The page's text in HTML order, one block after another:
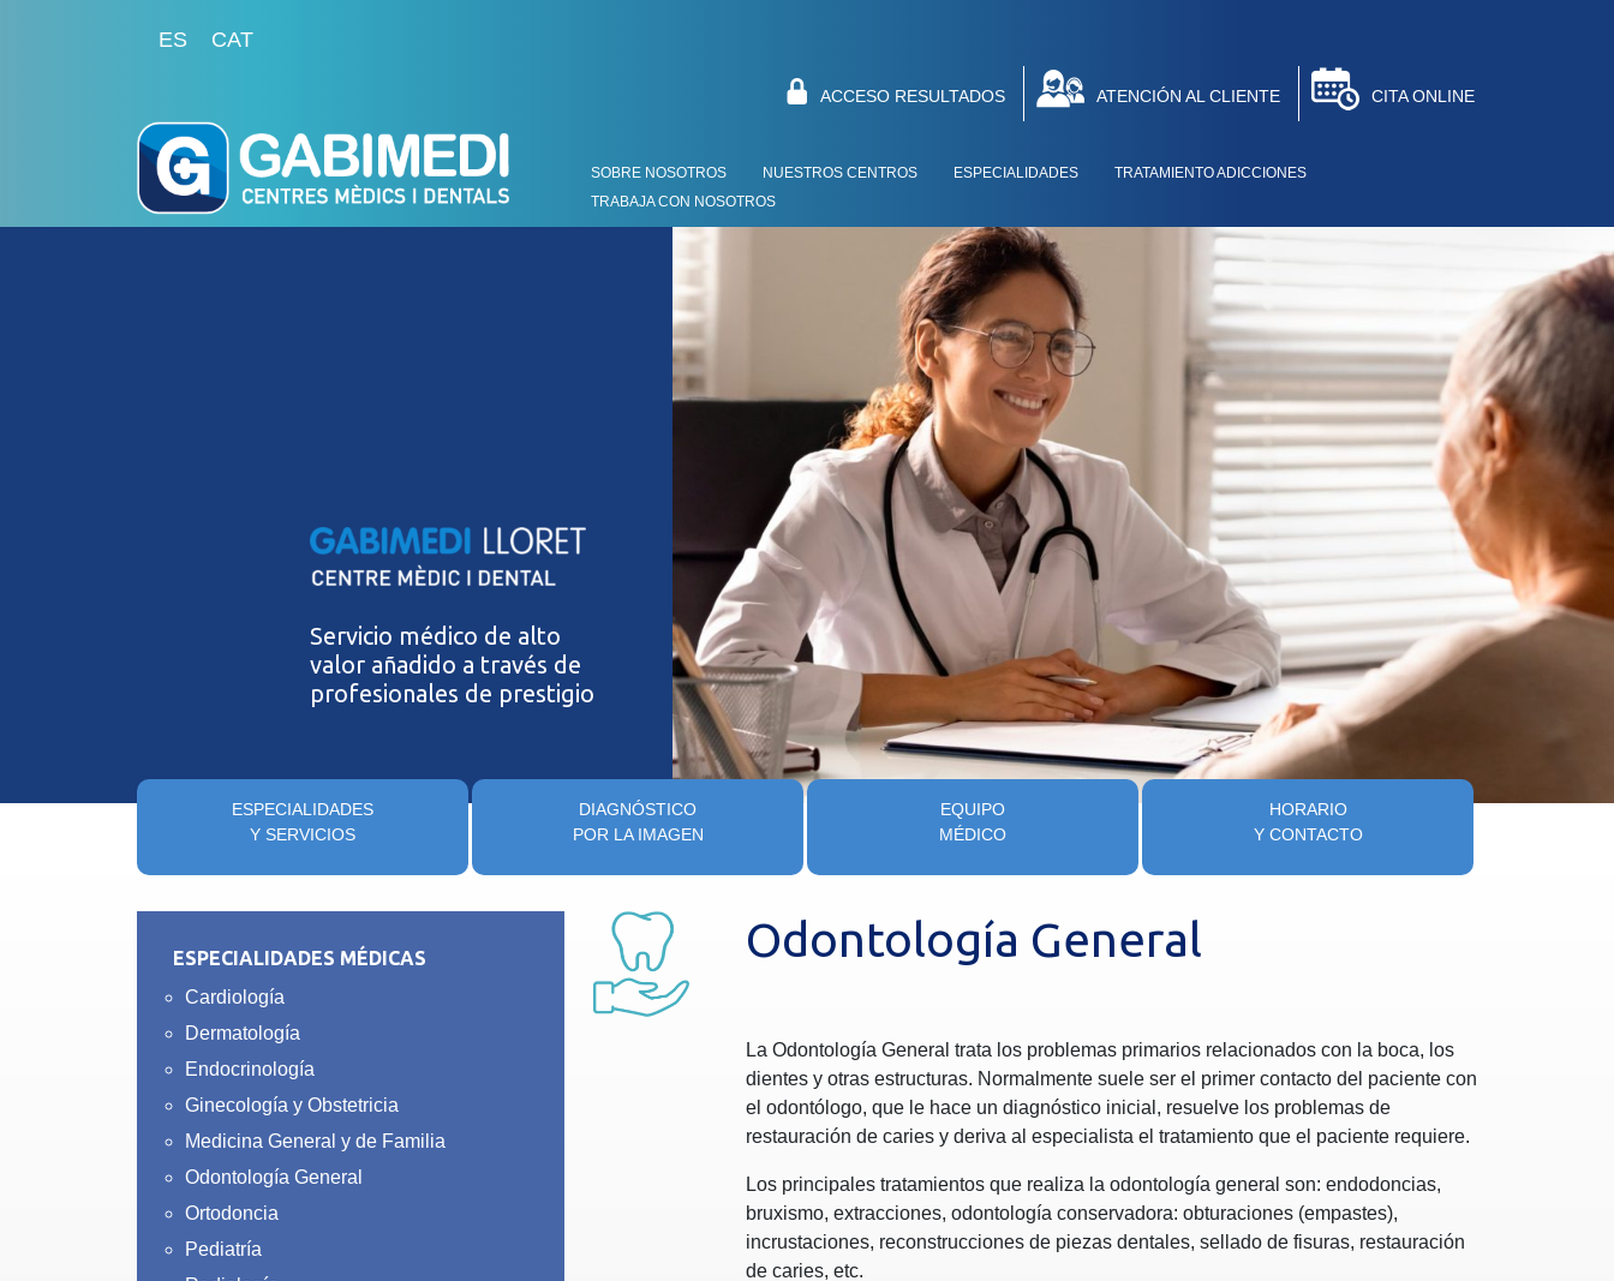
ES CAT
ACCESO RESULTADOS ATENCIÓN AL CLIENTE CITA ONLINE
SOBRE NOSOTROS NUESTROS CENTROS ESPECIALIDADES
TRATAMIENTO ADICCIONES
TRABAJA CON NOSOTROS
Servicio médico de alto
valor añadido a través de
profesionales de prestigio
ESPECIALIDADES
Y SERVICIOS
DIAGNÓSTICO
POR LA IMAGEN
EQUIPO
MÉDICO
HORARIO
Y CONTACTO
Odontología General
La Odontología General trata los problemas primarios relacionados con la boca, los
dientes y otras estructuras. Normalmente suele ser el primer contacto del paciente con
el odontólogo, que le hace un diagnóstico inicial, resuelve los problemas de
restauración de caries y deriva al especialista el tratamiento que el paciente requiere.
Los principales tratamientos que realiza la odontología general son: endodoncias,
bruxismo, extracciones, odontología conservadora: obturaciones (empastes),
incrustaciones, reconstrucciones de piezas dentales, sellado de fisuras, restauración
de caries, etc.
ESPECIALIDADES MÉDICAS
Cardiología
Dermatología
Endocrinología
Ginecología y Obstetricia
Medicina General y de Familia
Odontología General
Ortodoncia
Pediatría